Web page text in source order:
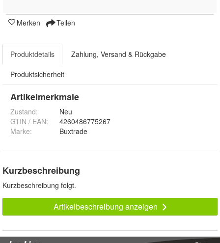
Merken Teilen
Produktdetails Zahlung, Versand & Rückgabe
Produktsicherheit
Artikelmerkmale
Zustand:
Neu
GTIN / EAN:
4260486775267
Marke:
Buxtrade
Kurzbeschreibung
Kurzbeschreibung folgt.
Artikelbeschreibung anzeigen